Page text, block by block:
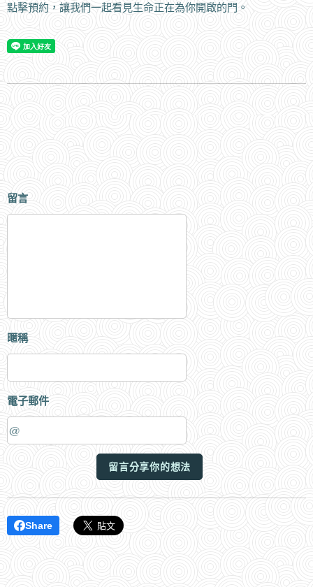
點擊預約，讓我們一起看見生命正在為你開啟的門。
留言
暱稱
電子郵件
留言分享你的想法
Share